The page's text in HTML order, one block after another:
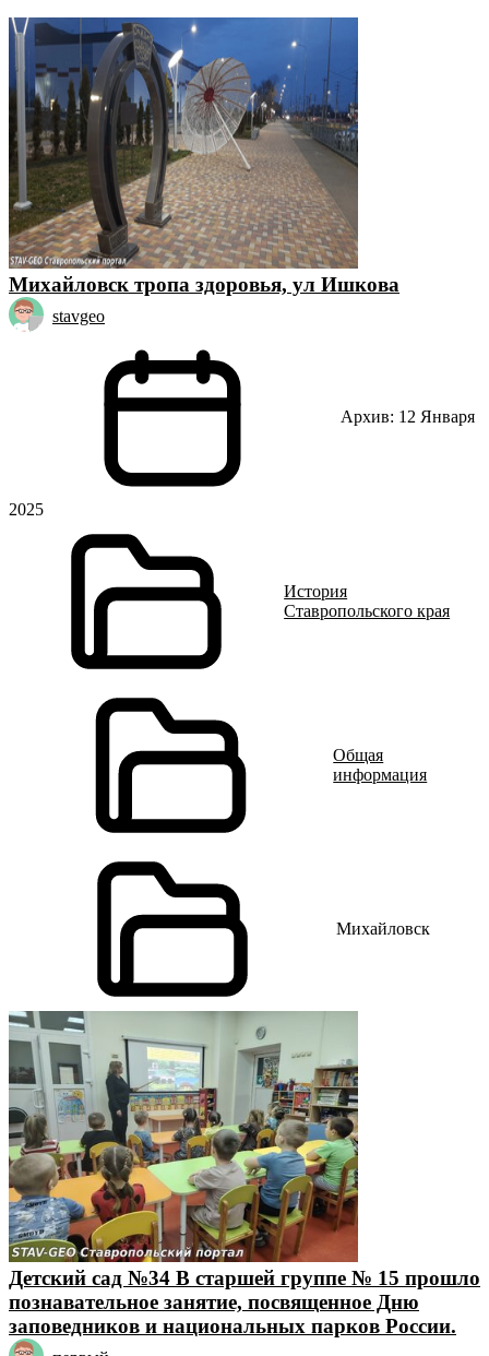
Михайловск тропа здоровья, ул Ишкова
stavgeo
Архив: 12 Января
2025
История
Ставропольского края
Общая
информация
Михайловск
Детский сад №34 В старшей группе № 15 прошло
познавательное занятие, посвященное Дню
заповедников и национальных парков России.